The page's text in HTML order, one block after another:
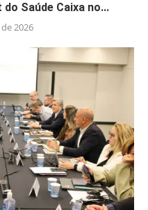
Saúde Caixa no...
2026